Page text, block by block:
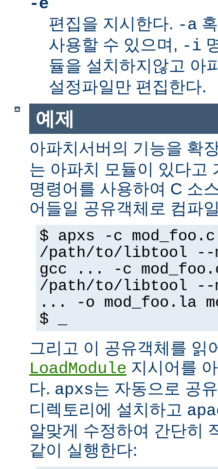
-e
편집을 지시한다. -a
사용할 수 있으며, -i
듈을 설치하지않고 아
설정파일만 편집한다.
예제
아파치서버의 기능을 확
는 아파치 모듈이 있다고
명령어를 사용하여 C 소
어들일 공유객체로 컴파
$ apxs -c mod_foo.c
/path/to/libtool --
gcc ... -c
/path/to/libtool --
... -o mod_foo.la
$ _
그리고 이 공유객체를 읽
LoadModule 지시어를
다. apxs는 자동으로 공
디렉토리에 설치하고
알맞게 수정하여 간단히
같이 실행한다: